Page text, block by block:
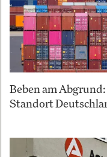
Beben am
Standort